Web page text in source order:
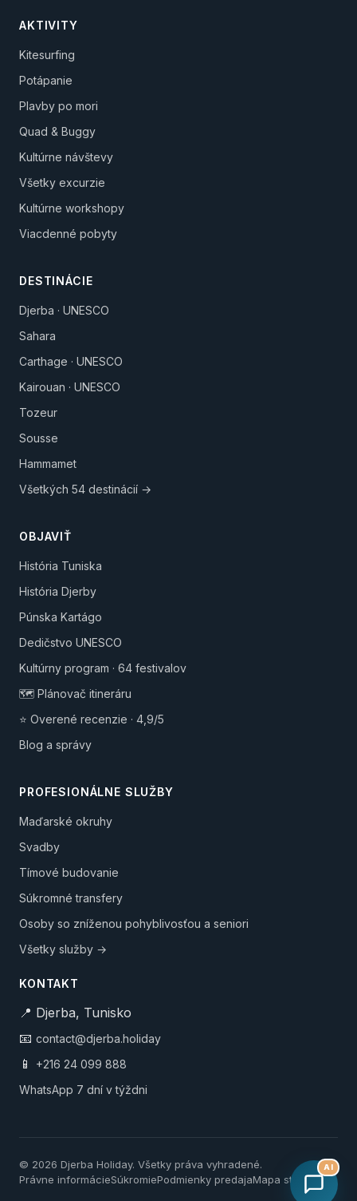
AKTIVITY
Kitesurfing
Potápanie
Plavby po mori
Quad & Buggy
Kultúrne návštevy
Všetky excurzie
Kultúrne workshopy
Viacdenné pobyty
DESTINÁCIE
Djerba · UNESCO
Sahara
Carthage · UNESCO
Kairouan · UNESCO
Tozeur
Sousse
Hammamet
Všetkých 54 destinácií →
OBJAVIŤ
História Tuniska
História Djerby
Púnska Kartágo
Dedičstvo UNESCO
Kultúrny program · 64 festivalov
🗺️ Plánovač itineráru
⭐ Overené recenzie · 4,9/5
Blog a správy
PROFESIONÁLNE SLUŽBY
Maďarské okruhy
Svadby
Tímové budovanie
Súkromné transfery
Osoby so zníženou pohyblivosťou a seniori
Všetky služby →
KONTAKT
📍 Djerba, Tunisko
📧 contact@djerba.holiday
📱
+216 24 099 888
WhatsApp 7 dní v týždni
© 2026 Djerba Holiday. Všetky práva vyhradené.
Právne informácieSúkromiePodmienky predajaMapa stránky
AI